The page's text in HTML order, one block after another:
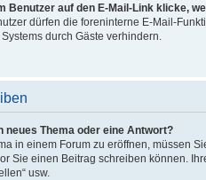
Benutzer auf den E-Mail-Link klicke,
dürfen die foreninterne E-Mail-
durch Gäste verhindern.
neues Thema oder eine Antwort?
in einem Forum zu eröffnen, müssen
Sie einen Beitrag schreiben können.
usw.